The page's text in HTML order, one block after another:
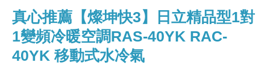
真心推薦【燦坤快3】日立精品型1對
1變頻冷暖空調RAS-40YK RAC-
40YK 移動式水冷氣